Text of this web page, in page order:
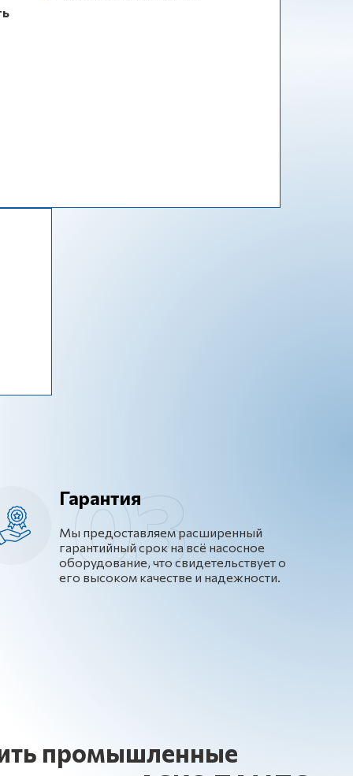
Гарантия
Мы предоставляем расширенный
гарантийный срок на всё насосное
оборудование, что свидетельствует о
его высоком качестве и надежности.
промышленные